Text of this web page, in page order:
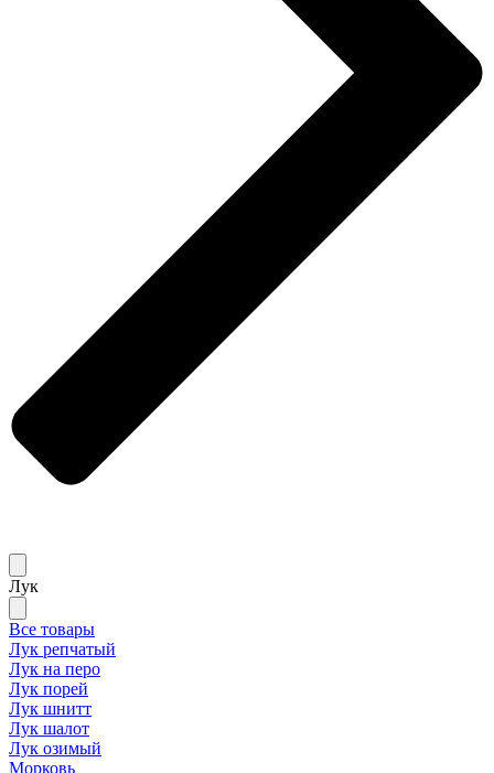
Лук
Все товары
Лук репчатый
Лук на перо
Лук порей
Лук шнитт
Лук шалот
Лук озимый
Морковь